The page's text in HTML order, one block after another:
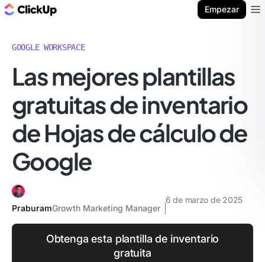
Empezar
GOOGLE WORKSPACE
Las mejores plantillas
gratuitas de inventario
de Hojas de cálculo de
Google
PraburamGrowth Marketing Manager
6 de marzo de 2025
Obtenga esta plantilla de inventario
gratuita